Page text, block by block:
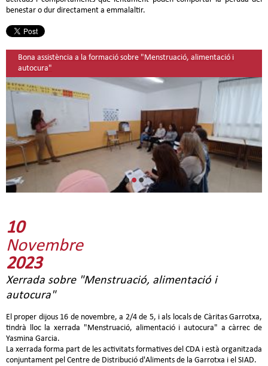
benestar o dur directament a emmalaltir.
Bona assistència a la formació sobre "Menstruació, alimentació i
autocura"
•••
10
Novembre
2023
Xerrada sobre "Menstruació, alimentació i
autocura"
El proper dijous 16 de novembre, a 2/4 de 5, i als locals de Càritas Garrotxa,
tindrà lloc la xerrada "Menstruació, alimentació i autocura" a càrrec de
Yasmina Garcia.
La xerrada forma part de les activitats formatives del CDA i està organitzada
conjuntament pel Centre de Distribució d'Aliments de la Garrotxa i el SIAD.